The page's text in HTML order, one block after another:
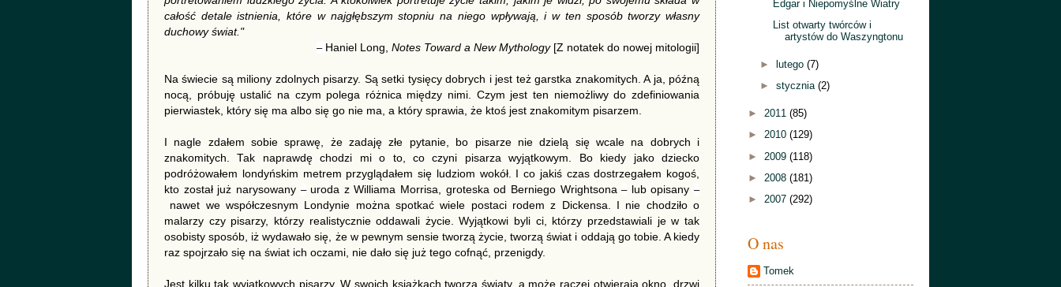
całość detale istnienia, które w najgłębszym stopniu na niego wpływają, i w ten sposób tworzy własny
duchowy świat."
– Haniel Long, Notes Toward a New Mythology[Z notatek do nowej mitologii]
Na świecie są miliony zdolnych pisarzy. Są setki tysięcy dobrych i jest też garstka znakomitych. A ja, późną
nocą, próbuję ustalić na czym polega różnica między nimi. Czym jest ten niemożliwy do zdefiniowania
pierwiastek, który się ma albo się go nie ma, a który sprawia, że ktoś jest znakomitym pisarzem.
I nagle zdałem sobie sprawę, że zadaję złe pytanie, bo pisarze nie dzielą się wcale na dobrych i
znakomitych. Tak naprawdę chodzi mi o to, co czyni pisarza wyjątkowym. Bo kiedy jako dziecko
podróżowałem londyńskim metrem przyglądałem się ludziom wokół. I co jakiś czas dostrzegałem kogoś,
kto został już narysowany –uroda z Williama Morrisa, groteska od Berniego Wrightsona–lub opisany –
nawet we współczesnym Londynie można spotkać wiele postaci rodem z Dickensa. I nie chodziło o
malarzy czy pisarzy, którzy realistycznie oddawali życie. Wyjątkowi byli ci, którzy przedstawiali je w tak
osobisty sposób, iż wydawało się, że w pewnym sensie tworzą życie, tworzą świat i oddają go tobie. A kiedy
raz spojrzało się na świat ich oczami, nie dało się już tego cofnąć, przenigdy.
Jest kilku tak wyjątkowych pisarzy. W swoich książkach tworzą światy, a może raczej otwierają okno, drzwi
Edgar i Niepomyślne Wiatry
List otwarty twórców i
artystów do Waszyngtonu
► lutego(7)
►stycznia(2)
► 2011 (85)
► 2010 (129)
► 2009 (118)
► 2008 (181)
► 2007 (292)
O nas
Tomek